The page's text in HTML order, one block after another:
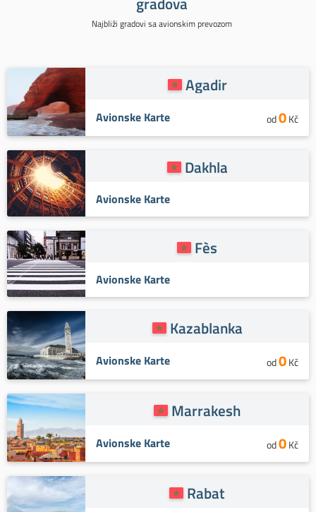
Najbliži gradovi sa avionskim prevozom
Agadir
Avionske Karte od0Kč
Dakhla
Avionske Karte
Fès
Avionske Karte
Kazablanka
Avionske Karte od0Kč
Marrakesh
Avionske Karte od0Kč
Rabat